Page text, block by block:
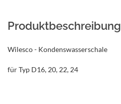
Produktbeschreibung
Wilesco - Kondenswasserschale
für Typ D16, 20, 22, 24